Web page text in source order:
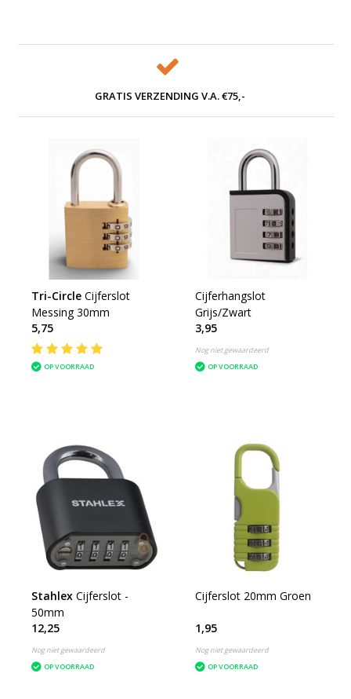
GRATIS VERZENDING V.A. €75,-
Tri-Circle Cijferslot
Messing 30mm
5,75
OP VOORRAAD
Cijferhangslot
Grijs/Zwart
3,95
Nog niet gewaardeerd
OP VOORRAAD
Stahlex Cijferslot -
50mm
12,25
Nog niet gewaardeerd
OP VOORRAAD
Cijferslot 20mm Groen
1,95
Nog niet gewaardeerd
OP VOORRAAD